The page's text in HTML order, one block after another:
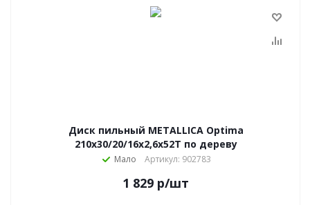
Диск пильный METALLICA Optima
210x30/20/16х2,6х52Т по дереву
Мало Артикул: 902783
1 829 р/шт